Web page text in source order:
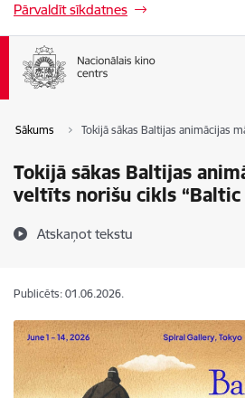
Pārvaldīt sīkdatnes
Sākums Tokijā sākas Baltijas animācijas
Tokijā sākas Baltijas
veltīts norišu cikls “Baltic
Atskaņot tekstu
Publicēts: 01.06.2026.